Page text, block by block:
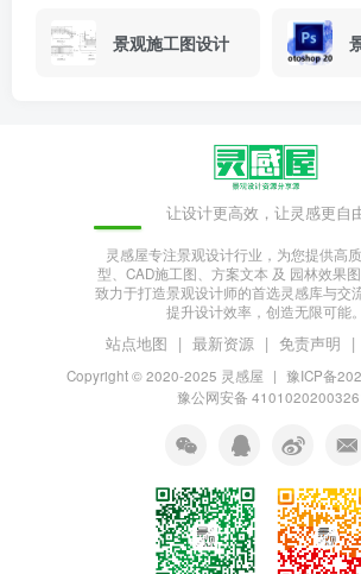
景观施工图设计
让设计更高效，让灵感更自
灵感屋专注景观设计行业，为您提供高
型、CAD施工图、方案文本 及 园林效果
致力于打造景观设计师的首选灵感库与交
提升设计效率，创造无限可能。
站点地图 | 最新资源 | 免责声明 |
Copyright © 2020-2025 灵感屋 | 豫ICP备
豫公网安备